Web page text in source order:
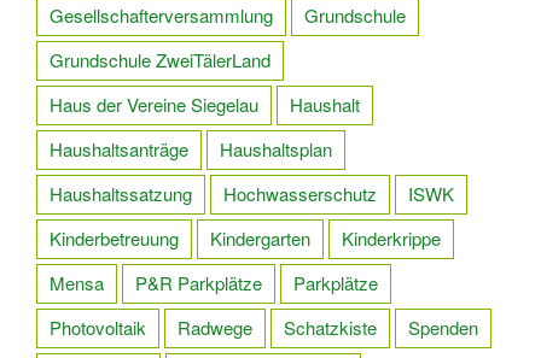
Gesellschafterversammlung
Grundschule
Grundschule ZweiTälerLand
Haus der Vereine Siegelau
Haushalt
Haushaltsanträge
Haushaltsplan
Haushaltssatzung
Hochwasserschutz
ISWK
Kinderbetreuung
Kindergarten
Kinderkrippe
Mensa
P&R Parkplätze
Parkplätze
Photovoltaik
Radwege Schatzkiste Spenden